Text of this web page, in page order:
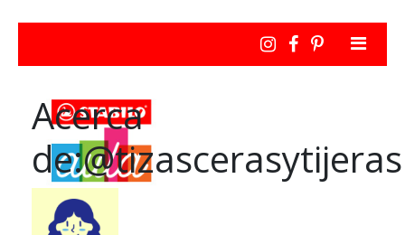
Acerca
de:@tizascerasytijeras